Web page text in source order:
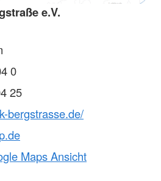
e.V.
0
25
bergstrasse.de/
Maps Ansicht